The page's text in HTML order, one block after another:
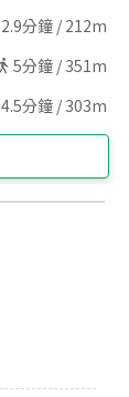
2.9分鐘 / 212m
5分鐘 / 351m
4.5分鐘 / 303m